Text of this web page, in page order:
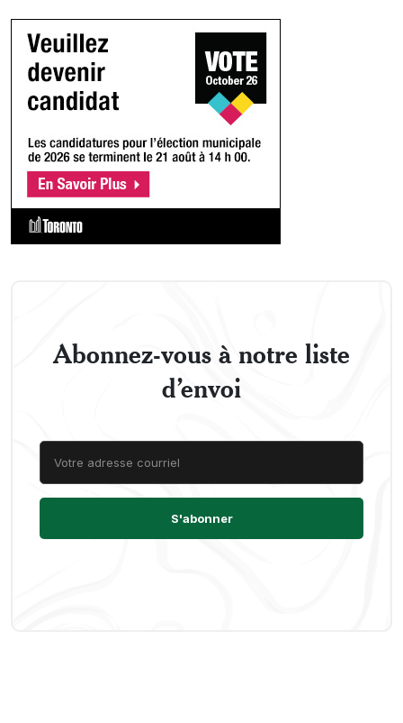
Abonnez-vous à notre liste
d’envoi